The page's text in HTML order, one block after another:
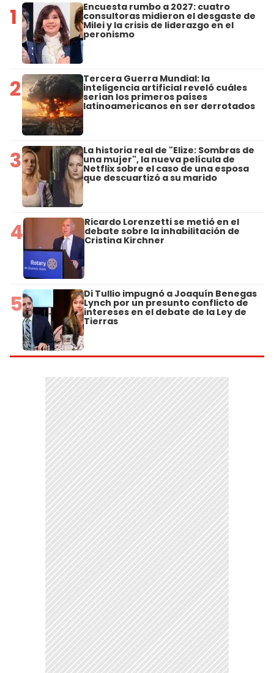
1 Encuesta rumbo a 2027: cuatro
consultoras midieron el desgaste de
Milei y la crisis de liderazgo en el
peronismo
2 Tercera Guerra Mundial: la
inteligencia artificial reveló cuáles
serían los primeros países
latinoamericanos en ser derrotados
3 La historia real de "Elize: Sombras de
una mujer", la nueva película de
Netflix sobre el caso de una esposa
que descuartizó a su marido
4 Ricardo Lorenzetti se metió en el
debate sobre la inhabilitación de
Cristina Kirchner
5 Di Tullio impugnó a Joaquín Benegas
Lynch por un presunto conflicto de
intereses en el debate de la Ley de
Tierras